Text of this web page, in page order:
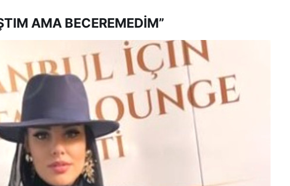
AMA BECEREMEDİM”